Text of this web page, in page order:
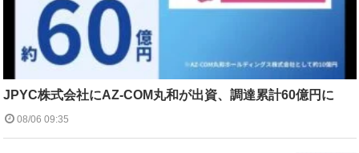
JPYC株式会社にAZ-COM丸和が出資、調達累計60億円に
08/06 09:35